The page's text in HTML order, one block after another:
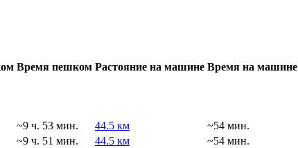
Время пешком Растояние на машине Время на машине
~9 ч. 53 мин. 44.5 км
~54 мин.
~9 ч. 51 мин. 44.5 км ~54 мин.